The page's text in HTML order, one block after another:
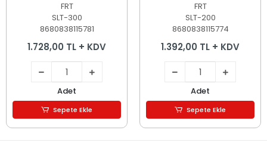
FRT
SLT-300
8680838115781
1.728,00 TL + KDV
Adet
Sepete Ekle
FRT
SLT-200
8680838115774
1.392,00 TL + KDV
Adet
Sepete Ekle